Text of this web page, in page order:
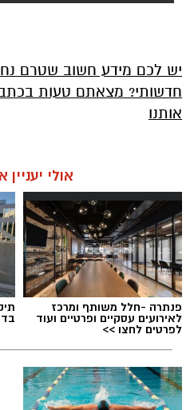
יש לכם מידע חשוב שטרם
חדשותי? מצאתם טעות
אותנו
אולי יעניין
פנתרה -חלל משותף ומרכז
לאירועים עסקיים ופרטיים ועוד
לפרטים לחצו >>